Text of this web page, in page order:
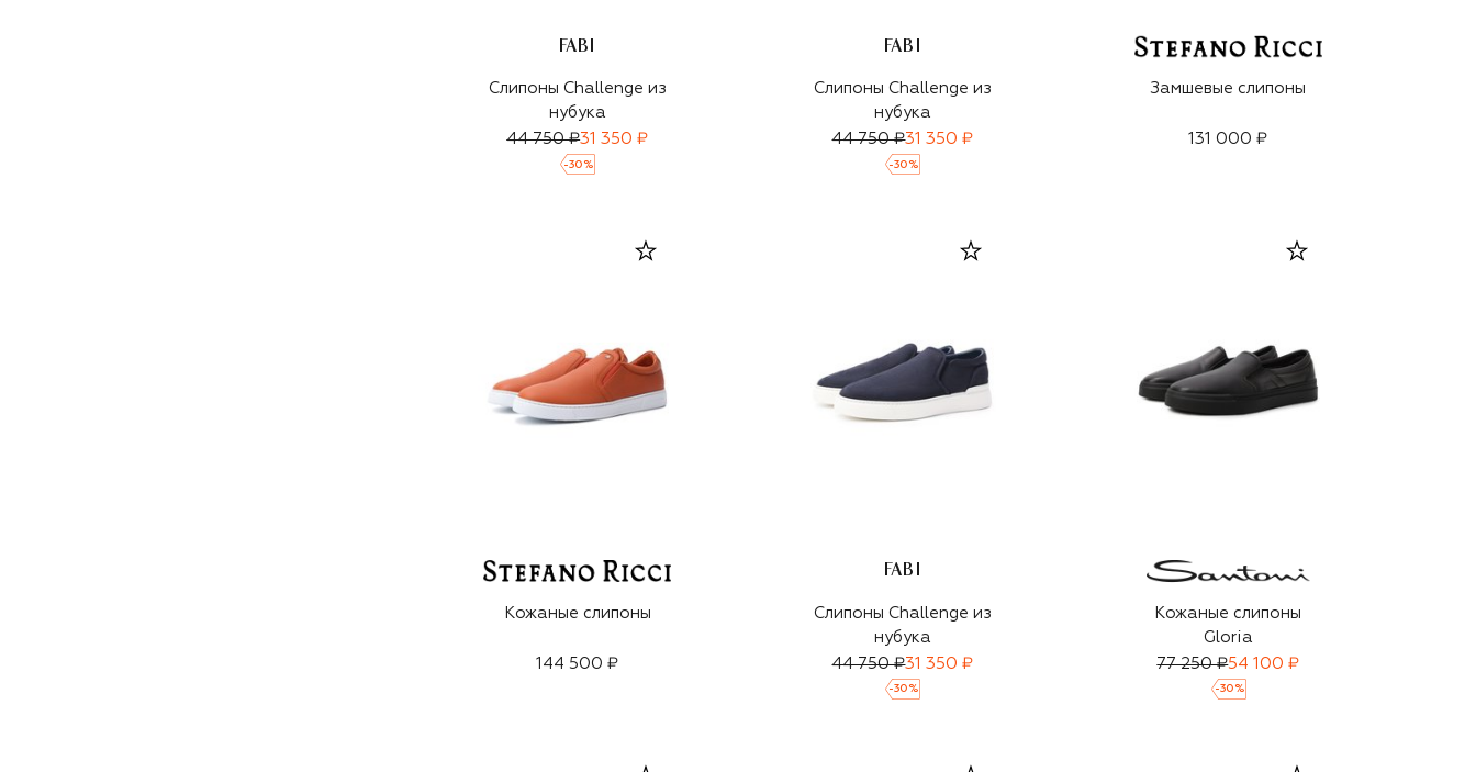
FABI
Слипоны Challenge из
нубука
44 750 ₽31 350 ₽
-30 %
FABI
Слипоны Challenge из
нубука
44 750 ₽31 350 ₽
-30 %
Замшевые слипоны
131 000 ₽
Кожаные слипоны
144 500 ₽
FABI
Слипоны Challenge из
нубука
44 750 ₽31 350 ₽
-30 %
Кожаные слипоны
Gloria
77 250 ₽54 100 ₽
-30 %